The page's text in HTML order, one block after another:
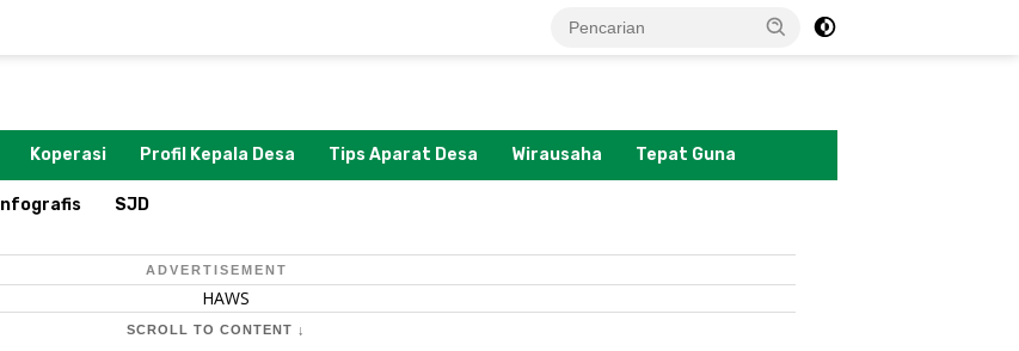
Koperasi Profil Kepala Desa Tips Aparat Desa Wirausaha Tepat Guna
Infografis SJD
ADVERTISEMENT
SCROLL TO CONTENT ↓